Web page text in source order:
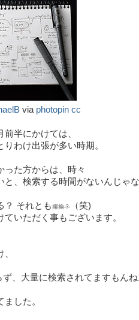
via photopin cc
前半にかけては、
りわけ出張が多い時期。
った方からは、時々
と、検索する時間がないんじゃ
？ それとも揶揄？
（笑)
いただく事もございます。
、大量に検索されてますもんね
した。